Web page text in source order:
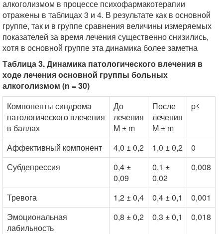
алкоголизмом в процессе психофармакотерапии
отражены в таблицах 3 и 4. В результате как в основной
группе, так и в группе сравнения величины измеряемых
показателей за время лечения существенно снизились,
хотя в основной группе эта динамика более заметна
Таблица 3. Динамика патологического влечения в
ходе лечения основной группы больных
алкоголизмом (n = 30)
Компоненты синдрома
патологического влечения
в баллах
До
лечения
M ± m
После
лечения
M ± m
p≤
Аффективный компонент 4,0 ± 0,2 1,0 ± 0,2
0
Субдепрессия
0,4 ±
0,09
0,1 ±
0,02
0,008
Тревога 1,2 ± 0,4 0,4 ± 0,1
0,001
Эмоциональная
лабильность
0,8 ± 0,2 0,3 ± 0,1 0,018